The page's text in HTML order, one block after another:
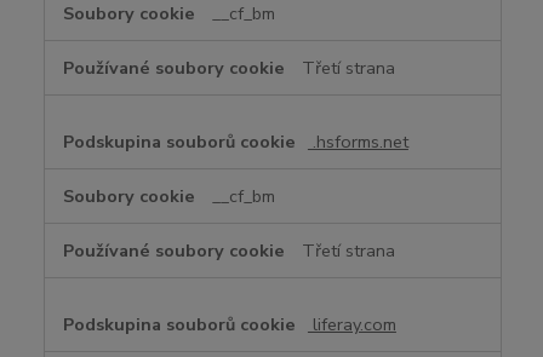
__cf_bm
Třetí strana
.hsforms.net
__cf_bm
Třetí strana
liferay.com